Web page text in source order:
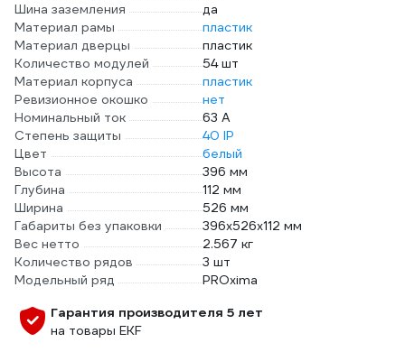
Шина заземления
да
Материал рамы
пластик
Материал дверцы
пластик
Количество модулей
54 шт
Материал корпуса
пластик
Ревизионное окошко
нет
Номинальный ток
63 А
Степень защиты
40 IP
Цвет
белый
Высота
396 мм
Глубина
112 мм
Ширина
526 мм
Габариты без упаковки
396х526х112 мм
Вес нетто
2.567 кг
Количество рядов
3 шт
Модельный ряд
PROxima
Гарантия производителя 5 лет
на товары EKF